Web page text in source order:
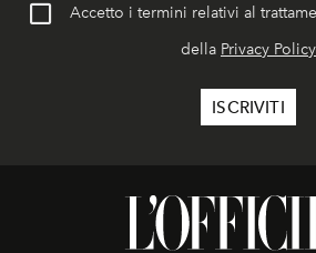
Accetto i termini relativi al
della Privacy Policy